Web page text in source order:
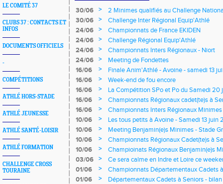
LE COMITÉ 37
CLUBS 37 : CONTACTS ET
INFOS
DOCUMENTS OFFICIELS
-
COMPÉTITIONS
ATHLÉ HORS-STADE
ATHLÉ JEUNESSE
ATHLÉ SANTÉ-LOISIR
ATHLÉ FORMATION
CHALLENGE CROSS
TOURAINE
30/06 >
2 Minimes qualifiés au Challenge
Collette BESSON
30/06 >
Challenge Inter Régional Equip'Athlé
24/06
>
Championnats de France EKIDEN
24/06
>
Challenge Régional Equip'Athlé
24/06
>
Championnats Inters Régionaux - Niort
24/06
>
Meeting de Fondettes
16/06
>
Finale Anim'Athlé - Avoine - samedi 13
16/06
>
Week-end de fou encore
16/06
>
La Compétition SPo et Po du Samedi 20
16/06
>
Championnats Régionaux cadet(te)s à
16/06
>
Championnats Inters Régionaux
10/06
>
Les tous petits à Avoine - Samedi 13 juin
10/06
>
Meeting Benjamin(e)s Minimes - Stade
juin 2015
10/06 >
Championnats Régionaux Cadet(te)s à
2015
10/06 >
Champioinats Régionaux Benjamin(e)s
pour l'Indre et loire
03/06 >
Ce sera calme en Indre et Loire ce
01/06
>
Championnats Départementaux Cadets
01/06
>
Départementaux Cadets à Seniors -